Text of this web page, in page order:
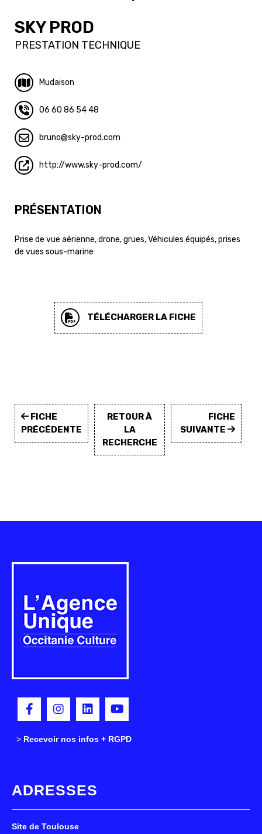
SKY PROD
PRESTATION TECHNIQUE
Mudaison
06 60 86 54 48
bruno sky-prod.com
http://www.sky-prod.com/
PRÉSENTATION
Prise de vue aérienne, drone, grues, Véhicules équipés, prises
de vues sous-marine
TÉLÉCHARGER LA FICHE
FICHE
PRÉCÉDENTE
RETOUR À
LA
RECHERCHE
FICHE
SUIVANTE
> Recevoir nos infos + RGPD
ADRESSES
Site de Toulouse